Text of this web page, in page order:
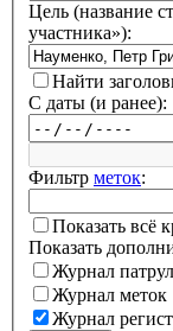
Цель (название
участника»):
Найти
С даты (и ранее):
Фильтр меток:
Показать всё
Показать
Журнал
Журнал меток
Журнал